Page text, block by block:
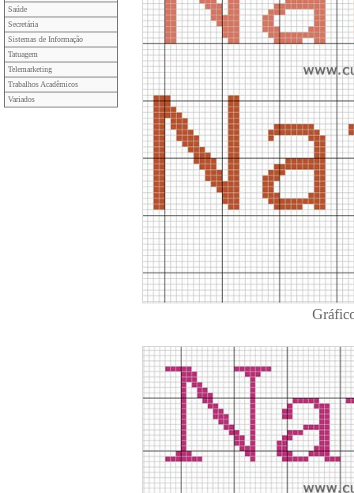
Saúde
Secretária
Sistemas de Informação
Tatuagem
Telemarketing
Trabalhos Acadêmicos
Variados